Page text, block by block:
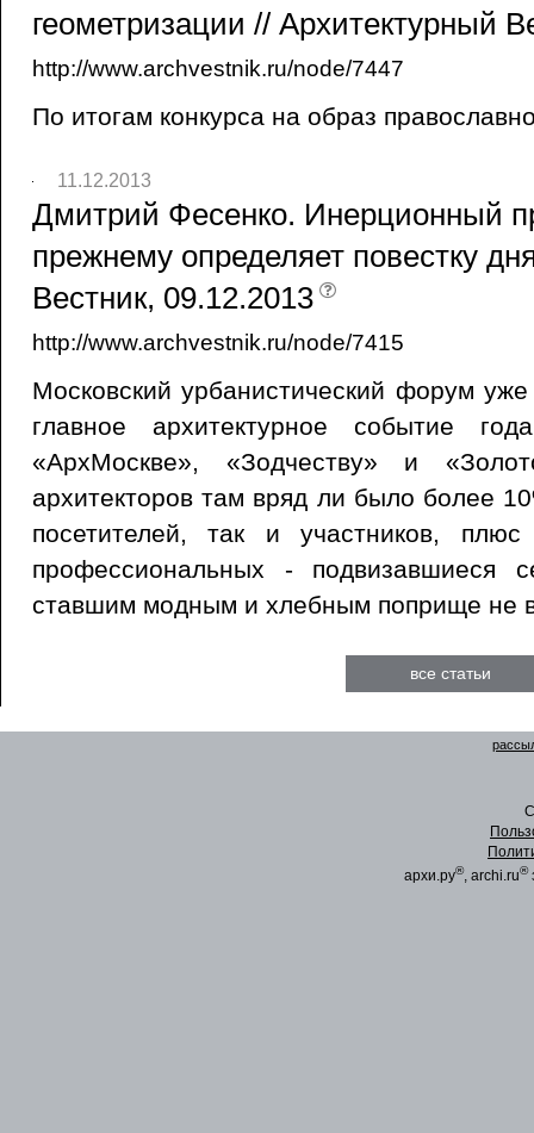
геометризации // Архитектурный
http://www.archvestnik.ru/node/7447
По итогам конкурса на образ
11.12.2013
Дмитрий Фесенко. Инерционный
прежнему определяет повестку
Вестник, 09.12.2013
http://www.archvestnik.ru/node/7415
Московский урбанистический форум уже
главное архитектурное событие
«АрхМоскве», «Зодчеству» и
архитекторов там вряд ли было более
посетителей, так и участников,
профессиональных - подвизавшиеся
ставшим модным и хлебным поприще не в
все статьи
архи.ру®, archi.ru®